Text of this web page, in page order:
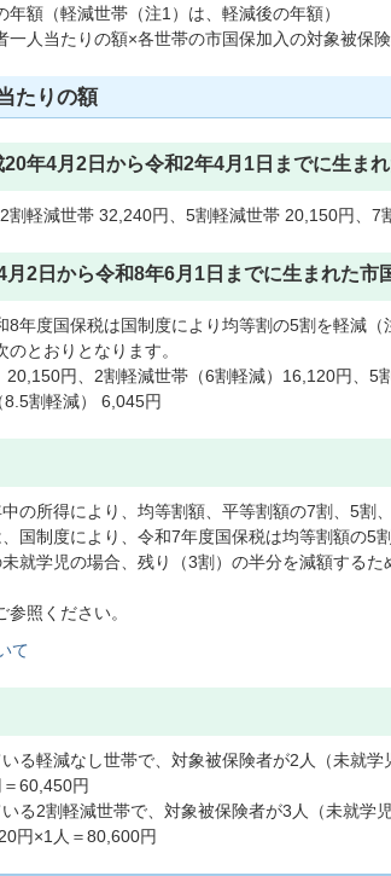
額（軽減世帯（注1）は、軽減後の年額）
一人当たりの額×各世帯の市国保加入の対象被保
たりの額
年4月2日から令和2年4月1日までに生ま
割軽減世帯 32,240円、5割軽減世帯 20,150円、7
2日から令和8年6月1日までに生まれた市
8年度国保税は国制度により均等割の5割を軽減（
とおりとなります。
円、2割軽減世帯（6割軽減）16,120円、5
割軽減） 6,045円
の所得により、均等割額、平等割額の7割、5割
国制度により、令和7年度国保税は均等割額の5
未就学児の場合、残り（3割）の半分を減額する
照ください。
て
いる軽減なし世帯で、対象被保険者が2人（未就
60,450円
いる2割軽減世帯で、対象被保険者が3人（未就学
円×1人＝80,600円